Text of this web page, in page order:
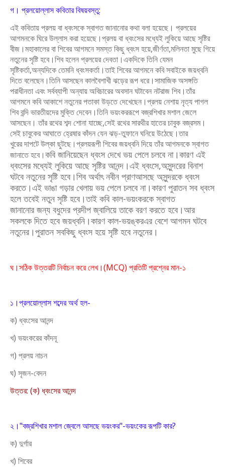
গ। প্রলয়োল্লাস কবিতার বিষয়বস্তু:
এই কবিতায় প্রলয় বা ধ্বংসকে স্বাগত জানানোর কথা বলা হয়েছে। প্রলয়ের
আগমনকেঘিরে উল্লাস করা হয়েছে।প্রলয় বা ধ্বংসের মধ্যেই লুকিয়ে আছে সৃষ্টির
বীজ।মহাকালের বাশিবের আগমনে সমস্ত কিছু ধ্বংস হয়ে,জীর্ণতা,মলিনতা মুছে গিয়ে
নতুনের সৃষ্টি হবে।শিবহলেন প্রলয়ের দেবতা।একদিকে তিনি যেমন
সৃষ্টিকর্তা,অন্যদিকে তেমনি ধ্বংসকর্তা।তাইশিবের আগমনে কবি সবাইকে জয়ধ্বনি
দিতে বলেছেন।তিনি আসছেন কালবৈশাখী ঝড়েররূপ ধরে।সামাজিক অসঙ্গতি
পরাধীনতা এবং সর্বব্যাপী অন্যায় অবিচারের অবসানঘটাবেন নটরাজ শিব।তাঁর
আগমনে কবি আকাশে নতুনের পতাকা উড়তে দেখেছেন।প্রলয়নেশায় নৃত্য পাগল
শিব বন্দি ভারতীয়দের মুক্তি দেবেন।তিনি ভয়ংকররূপে বজ্রশিখারমশাল জেলে
আসছেন। তাঁর রথের শব্দ শোনা যাচ্ছে,সেই রথের সারথীর হাতের চাবুকবজ্রসম।
সেই চাবুকের আঘাতে হ্রেষার কাঁদন যেন ঝড়-তুফানে ঘনিয়ে উঠেছে।তার
খুরেরদাপটে উল্কা ছুটছে।প্রলয়রূপী শিবের জয়ধ্বনি দিয়ে তাঁর আগমনকে স্বাগত
জানাতে হবে।কবি জানিয়েছেন ধ্বংস দেখে ভয় পেলে চলবে না।কারণ এই
ধ্বংসের মধ্যেই লুকিয়ে আছে সৃষ্টির আনন্দ।এই ধ্বংসে,অসুন্দরের বিনাশ
ঘটবে নতুনের সৃষ্টি হবে।শিব অর্থাৎ নবীন প্রাণআসছে অসুন্দরকে ধ্বংস
করতে।এই ভাঙা গড়ার খেলায় ভয় পেলে চলবে না।কারণপুরাতন সব ধ্বংস
হলে তবেই নতুন সৃষ্টি হবে।তাই কবি কাল-ভয়ংকরকে স্বাগত
জানানোর জন্য বধুদের প্রদীপ জ্বালিয়ে তাকে বরণ করতে হবে।আর
সকলকে দিতে হবে জয়ধ্বনি।কারণ কাল-ভয়ঙ্করএর বেশে আগমন ঘটবে
নতুনের।পুরাতন সবকিছু ধ্বংস হয়ে সৃষ্টি হবে নতুনের।
ঘ।সঠিক উত্তরটি নির্বাচন করে লেখ।(MCQ) প্রতিটি প্রশ্নের মান-১
১।প্রলয়োল্লাস শব্দের অর্থ হল-
ক) ধ্বংসের আনন্দ
খ) ভয়ংকরের কাঁদনূ
গ) প্রলয় নাচন
ঘ) সৃজন-বেদন
উত্তর: (ক) ধ্বংসের আনন্দ
২।"বজ্রশিখার মশাল জ্বেলে আসছে ভয়ংকর"-ভয়ংকের রূপটি কার?
ক) দুর্গার
খ) শিবের